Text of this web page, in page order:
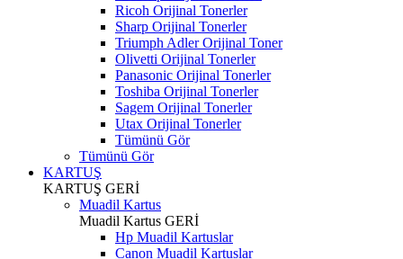
Ricoh Orijinal Tonerler
Sharp Orijinal Tonerler
Triumph Adler Orijinal Toner
Olivetti Orijinal Tonerler
Panasonic Orijinal Tonerler
Toshiba Orijinal Tonerler
Sagem Orijinal Tonerler
Utax Orijinal Tonerler
Tümünü Gör
Tümünü Gör
KARTUŞ
KARTUŞ GERİ
Muadil Kartus
Muadil Kartus GERİ
Hp Muadil Kartuslar
Canon Muadil Kartuslar